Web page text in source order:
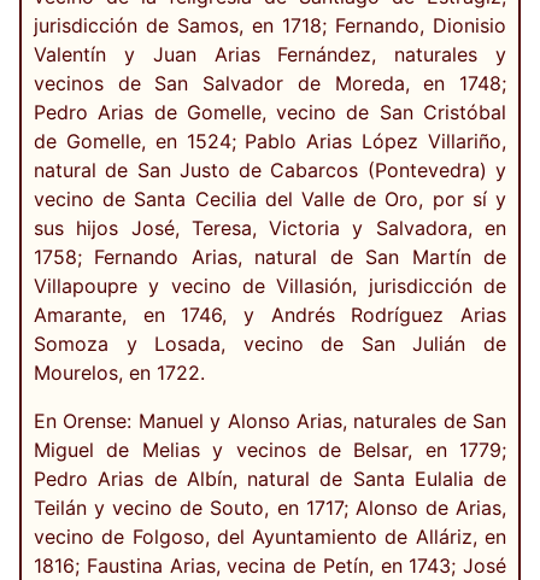
jurisdicción de Samos, en 1718; Fernando, Dionisio
Valentín y Juan Arias Fernández, naturales y
vecinos de San Salvador de Moreda, en 1748;
Pedro Arias de Gomelle, vecino de San Cristóbal
de Gomelle, en 1524; Pablo Arias López Villariño,
natural de San Justo de Cabarcos (Pontevedra) y
vecino de Santa Cecilia del Valle de Oro, por sí y
sus hijos José, Teresa, Victoria y Salvadora, en
1758; Fernando Arias, natural de San Martín de
Villapoupre y vecino de Villasión, jurisdicción de
Amarante, en 1746, y Andrés Rodríguez Arias
Somoza y Losada, vecino de San Julián de
Mourelos, en 1722.
En Orense: Manuel y Alonso Arias, naturales de San
Miguel de Melias y vecinos de Belsar, en 1779;
Pedro Arias de Albín, natural de Santa Eulalia de
Teilán y vecino de Souto, en 1717; Alonso de Arias,
vecino de Folgoso, del Ayuntamiento de Alláriz, en
1816; Faustina Arias, vecina de Petín, en 1743; José